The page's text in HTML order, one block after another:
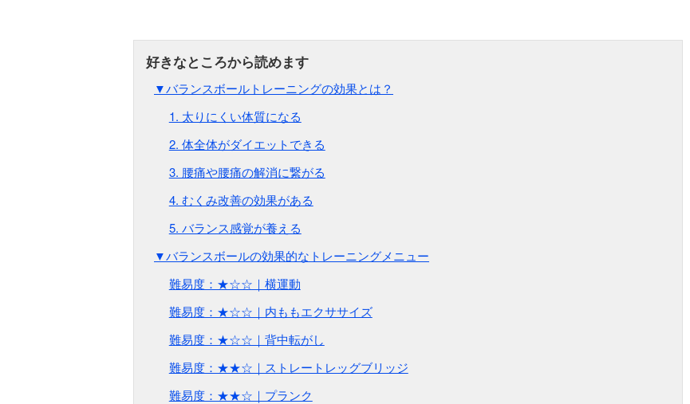
▼バランスボールトレーニングの効果とは？
1. 太りにくい体質になる
2. 体全体がダイエットできる
3. 腰痛や腰痛の解消に繋がる
4. むくみ改善の効果がある
5. バランス感覚が養える
▼バランスボールの効果的なトレーニングメニュー
難易度：★☆☆｜横運動
難易度：★☆☆｜内ももエクササイズ
難易度：★☆☆｜背中転がし
難易度：★★☆｜ストレートレッグブリッジ
難易度：★★☆｜プランク